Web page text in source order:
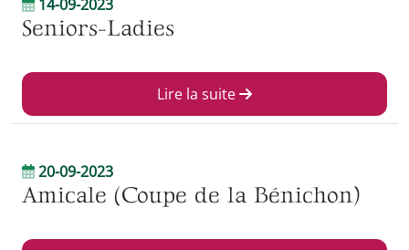
14-09-2023
Seniors-Ladies
Lire la suite
20-09-2023
Amicale (Coupe de la Bénichon)